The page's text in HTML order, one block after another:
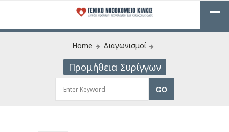
Home Διαγωνισμοί
Προμήθεια Συρίγγων